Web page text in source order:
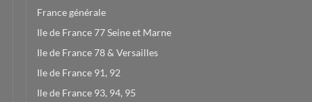
France générale
Ile de France 77 Seine et Marne
Ile de France 78 & Versailles
Ile de France 91, 92
Ile de France 93, 94, 95